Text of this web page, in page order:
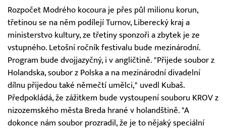
Rozpočet Modrého kocoura je přes půl milionu korun,
třetinou se na něm podílejí Turnov, Liberecký kraj a
ministerstvo kultury, ze třetiny sponzoři a zbytek je ze
vstupného. Letošní ročník festivalu bude mezinárodní.
Program bude dvojjazyčný, i v angličtině. "Přijede soubor z
Holandska, soubor z Polska a na mezinárodní divadelní
dílnu přijedou také němečtí umělci," uvedl Kubaš.
Předpokládá, že zážitkem bude vystoupení souboru KROV z
nizozemského města Breda hrané v holandštině. "A
dokonce nám soubor prozradil, že je to nějaký speciální